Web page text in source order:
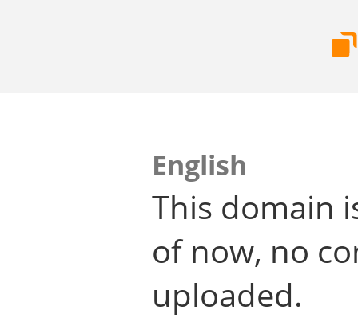
English
This domain
of now, no
uploaded.